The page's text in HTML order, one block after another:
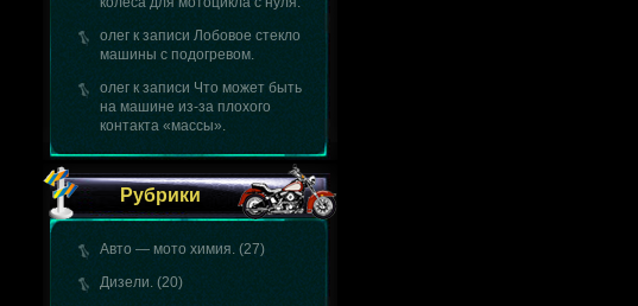
олег к записи Лобовое стекло
машины с подогревом.
олег к записи Что может быть
на машине из-за плохого
контакта «массы».
Рубрики
Авто — мото химия. (27)
Дизели. (20)